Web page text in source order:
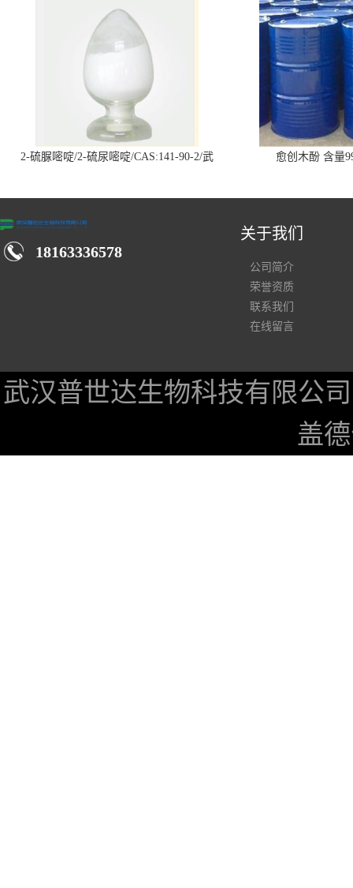
2-硫脲嘧啶/2-硫尿嘧啶/CAS:141-90-2/武
愈创木酚 含量
18163336578
关于我们
公司简介
荣誉资质
联系我们
在线留言
武汉普世达生物科技有限公司
盖